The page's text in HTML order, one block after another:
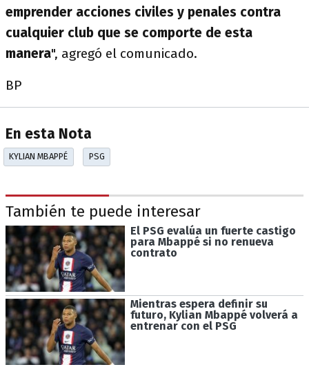
emprender acciones civiles y penales contra
cualquier club que se comporte de esta
manera", agregó el comunicado.
BP
En esta Nota
KYLIAN MBAPPÉ PSG
También te puede interesar
El PSG evalúa un fuerte castigo
para Mbappé si no renueva
contrato
Mientras espera definir su
futuro, Kylian Mbappé volverá a
entrenar con el PSG